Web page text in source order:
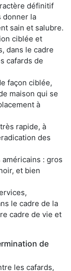
définitif
donner la
sain et salubre.
ciblée et
dans le cadre
cafards de
façon ciblée,
maison qui se
à
rapide, à
des
: gros
et bien
le cadre de la
cadre de vie et
de
les cafards,